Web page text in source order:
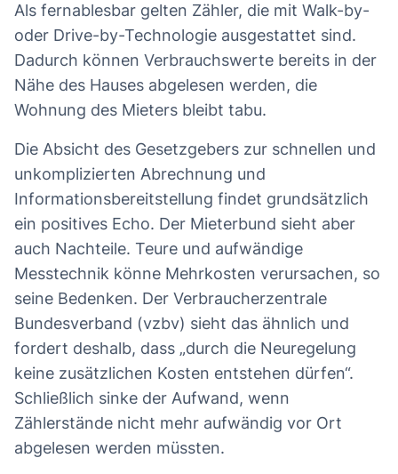
Als fernablesbar gelten Zähler, die mit Walk-by-
oder Drive-by-Technologie ausgestattet sind.
Dadurch können Verbrauchswerte bereits in der
Nähe des Hauses abgelesen werden, die
Wohnung des Mieters bleibt tabu.
Die Absicht des Gesetzgebers zur schnellen und
unkomplizierten Abrechnung und
Informationsbereitstellung findet grundsätzlich
ein positives Echo. Der Mieterbund sieht aber
auch Nachteile. Teure und aufwändige
Messtechnik könne Mehrkosten verursachen, so
seine Bedenken. Der Verbraucherzentrale
Bundesverband (vzbv) sieht das ähnlich und
fordert deshalb, dass „durch die Neuregelung
keine zusätzlichen Kosten entstehen dürfen“.
Schließlich sinke der Aufwand, wenn
Zählerstände nicht mehr aufwändig vor Ort
abgelesen werden müssten.